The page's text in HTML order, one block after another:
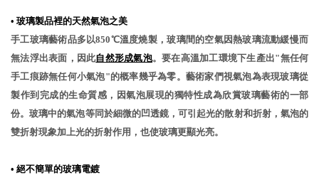
• 玻璃製品裡的天然氣泡之美
手工玻璃藝術品多以850℃溫度燒製，玻璃間的空氣因熱玻璃流動緩慢而
無法浮出表面，因此自然形成氣泡。要在高溫加工環境下生產出"無任何
手工痕跡無任何小氣泡"的概率幾乎為零。藝術家們視氣泡為表現玻璃從
製作到完成的生命質感，因氣泡展現的獨特性成為欣賞玻璃藝術的一部
份。玻璃中的氣泡等同於細微的凹透鏡，可引起光的散射和折射，氣泡的
雙折射現象加上光的折射作用，也使玻璃更顯光亮。
• 絕不簡單的玻璃電鍍